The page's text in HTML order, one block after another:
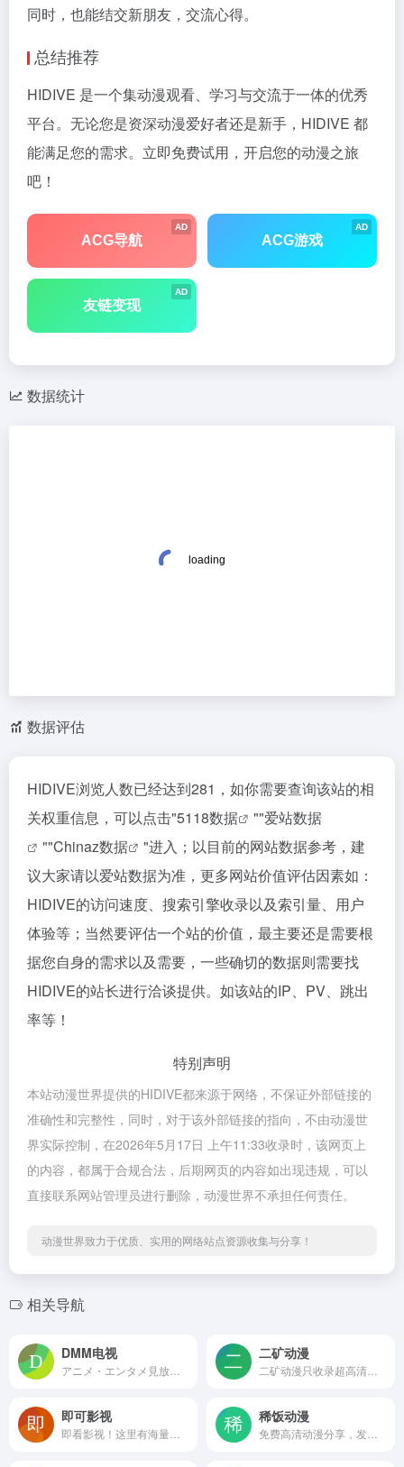
同时，也能结交新朋友，交流心得。
总结推荐
HIDIVE 是一个集动漫观看、学习与交流于一体的优秀
平台。无论您是资深动漫爱好者还是新手，HIDIVE 都
能满足您的需求。立即免费试用，开启您的动漫之旅
吧！
AD
ACG导航
AD
ACG游戏
AD
友链变现
数据统计
数据评估
HIDIVE浏览人数已经达到281，如你需要查询该站的相
关权重信息，可以点击"5118数据 ""爱站数据
""Chinaz数据
"进入；以目前的网站数据参考，建
议大家请以爱站数据为准，更多网站价值评估因素如：
HIDIVE的访问速度、搜索引擎收录以及索引量、用户
体验等；当然要评估一个站的价值，最主要还是需要根
据您自身的需求以及需要，一些确切的数据则需要找
HIDIVE的站长进行洽谈提供。如该站的IP、PV、跳出
率等！
特别声明
本站动漫世界提供的HIDIVE都来源于网络，不保证外部链接的
准确性和完整性，同时，对于该外部链接的指向，不由动漫世
界实际控制，在2026年5月17日 上午11:33收录时，该网页上
的内容，都属于合规合法，后期网页的内容如出现违规，可以
直接联系网站管理员进行删除，动漫世界不承担任何责任。
动漫世界致力于优质、实用的网络站点资源收集与分享！
相关导航
DMM电视 二矿动漫
即可影视 稀饭动漫